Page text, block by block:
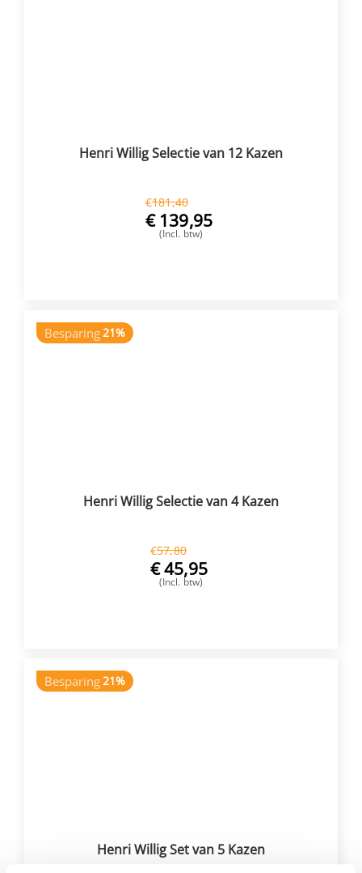
Henri Willig Selectie van 12 Kazen
€181,40
€ 139,95
(Incl. btw)
Besparing21%
Henri Willig Selectie van 4 Kazen
€57,80
€45,95
(Incl. btw)
Besparing21%
Henri Willig Set van 5 Kazen